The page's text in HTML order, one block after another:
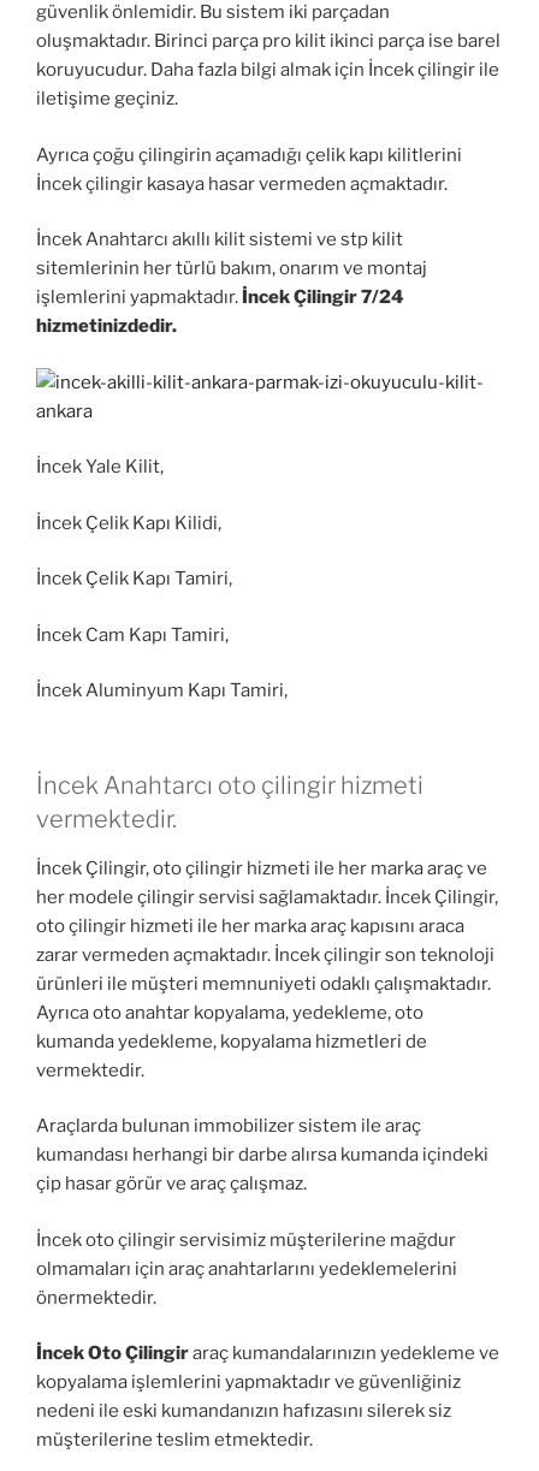
güvenlik önlemidir. Bu sistem iki parçadan
oluşmaktadır. Birinci parça pro kilit ikinci parça ise barel
koruyucudur. Daha fazla bilgi almak için İncek çilingir ile
iletişime geçiniz.
Ayrıca çoğu çilingirin açamadığı çelik kapı kilitlerini
İncek çilingir kasaya hasar vermeden açmaktadır.
İncek Anahtarcı akıllı kilit sistemi ve stp kilit
sitemlerinin her türlü bakım, onarım ve montaj
işlemlerini yapmaktadır. İncek Çilingir 7/24
hizmetinizdedir.
İncek Yale Kilit,
İncek Çelik Kapı Kilidi,
İncek Çelik Kapı Tamiri,
İncek Cam Kapı Tamiri,
İncek Aluminyum Kapı Tamiri,
İncek Anahtarcı oto çilingir hizmeti
vermektedir.
İncek Çilingir, oto çilingir hizmeti ile her marka araç ve
her modele çilingir servisi sağlamaktadır. İncek Çilingir,
oto çilingir hizmeti ile her marka araç kapısını araca
zarar vermeden açmaktadır. İncek çilingir son teknoloji
ürünleri ile müşteri memnuniyeti odaklı çalışmaktadır.
Ayrıca oto anahtar kopyalama, yedekleme, oto
kumanda yedekleme, kopyalama hizmetleri de
vermektedir.
Araçlarda bulunan immobilizer sistem ile araç
kumandası herhangi bir darbe alırsa kumanda içindeki
çip hasar görür ve araç çalışmaz.
İncek oto çilingir servisimiz müşterilerine mağdur
olmamaları için araç anahtarlarını yedeklemelerini
önermektedir.
İncek Oto Çilingiraraç kumandalarınızın yedekleme ve
kopyalama işlemlerini yapmaktadır ve güvenliğiniz
nedeni ile eski kumandanızın hafızasını silerek siz
müşterilerine teslim etmektedir.